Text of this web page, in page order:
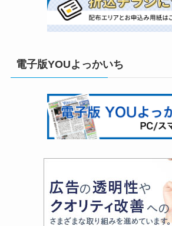
電子版YOUよっかいち